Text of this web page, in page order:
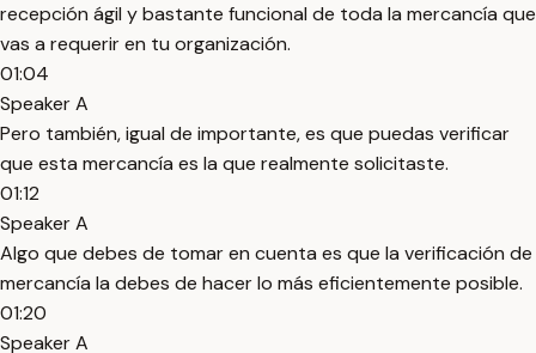
recepción ágil y bastante funcional de toda la mercancía que
vas a requerir en tu organización.
01:04
Speaker A
Pero también, igual de importante, es que puedas verificar
que esta mercancía es la que realmente solicitaste.
01:12
Speaker A
Algo que debes de tomar en cuenta es que la verificación de
mercancía la debes de hacer lo más eficientemente posible.
01:20
Speaker A